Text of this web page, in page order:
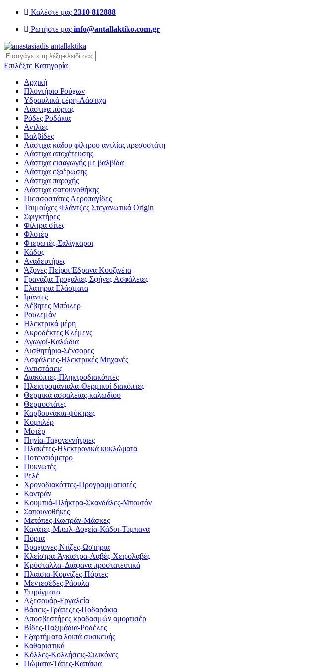
Καλέστε μας 2310 812888
Ρωτήστε μας info@antallaktiko.com.gr
Επιλέξτε Κατηγορία
Αρχική
Πλυντήριο Ρούχων
Υδραυλικά μέρη-Λάστιχα
Λάστιχα πόρτας
Ρόδες Ροδάκια
Αντλίες
Βαλβίδες
Λάστιχα κάδου φίλτρου αντλίας πρεσοστάτη
Λάστιχα αποχέτευσης
Λάστιχα εισαγωγής με βαλβίδα
Λάστιχα εξαέρωσης
Λάστιχα παροχής
Λάστιχα σαπουνοθήκης
Πιεσσοστάτες Αεροπαγίδες
Τσιμούχες Φλάντζες Στεγανωτικά Origin
Σφιγκτήρες
Φίλτρα σίτες
Φλοτέρ
Φτερωτές-Σαλίγκαροι
Κάδος
Αναδευτήρες
Άξονες Πείροι Έδρανα Κουζινέτα
Γρανάζια Τροχαλίες Σφήνες Ασφάλειες
Ελατήρια Ελάσματα
Ιμάντες
Λέβητες Μπόιλερ
Ρουλεμάν
Ηλεκτρικά μέρη
Ακροδέκτες Κλέμενς
Αγωγοί-Καλώδια
Αισθητήρια-Σένσορες
Ασφάλειες-Ηλεκτρικές Μηχανές
Αντιστάσεις
Διακόπτες-Πληκτροδιακόπτες
Ηλεκτρομάνταλα-Θερμικοί διακόπτες
Θερμικά ασφαλείας-καλωδίου
Θερμοστάτες
Καρβουνάκια-ψύκτρες
Κομπλέρ
Μοτέρ
Πηνία-Ταχογεννήτριες
Πλακέτες-Ηλεκτρονικά κυκλώματα
Ποτενσιόμετρο
Πυκνωτές
Ρελέ
Χρονοδιακόπτες-Προγραμματιστές
Καντράν
Κουμπιά-Πλήκτρα-Σκανδάλες-Μπουτόν
Σαπουνοθήκες
Μετόπες-Καντράν-Μάσκες
Κανάτες-Μπωλ-Δοχεία-Κάδοι-Τύμπανα
Πόρτα
Βραχίονες-Ντίζες-Ωστήρια
Κλείστρα-Άγκιστρα-Λαβές-Χειρολαβές
Κρύσταλλα- Διάφανα προστατευτικά
Πλαίσια-Κορνίζες-Πόρτες
Μεντεσέδες-Ράουλα
Στηρίγματα
Αξεσουάρ-Εργαλεία
Βάσεις-Τράπεζες-Ποδαράκια
Αποσβεστήρες κραδασμών αμορτισέρ
Βίδες-Παξιμάδια-Ροδέλες
Εξαρτήματα λοιπά συσκευής
Καθαριστικά
Κόλλες-Κολλήσεις-Σιλικόνες
Πώματα-Τάπες-Καπάκια